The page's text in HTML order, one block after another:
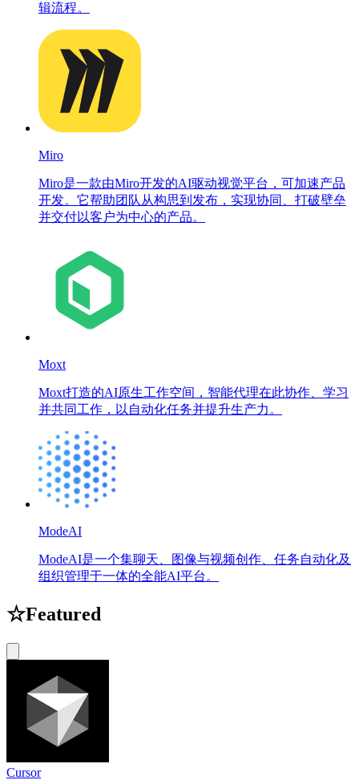
辑流程。
Miro
Miro是一款由Miro开发的AI驱动视觉平台，可加速产品
开发。它帮助团队从构思到发布，实现协同、打破壁垒
并交付以客户为中心的产品。
Moxt
Moxt打造的AI原生工作空间，智能代理在此协作、学习
并共同工作，以自动化任务并提升生产力。
ModeAI
ModeAI是一个集聊天、图像与视频创作、任务自动化及
组织管理于一体的全能AI平台。
☆Featured
Cursor